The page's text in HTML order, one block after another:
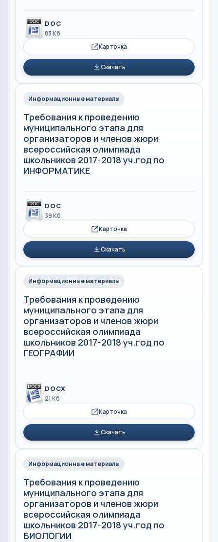
DOC
83 Кб
Карточка
Скачать
Информационные материалы
Требования к проведению
муниципального этапа для
организаторов и членов жюри
всероссийская олимпиада
школьников 2017-2018 уч.год по
ИНФОРМАТИКЕ
DOC
39 Кб
Карточка
Скачать
Информационные материалы
Требования к проведению
муниципального этапа для
организаторов и членов жюри
всероссийская олимпиада
школьников 2017-2018 уч.год по
ГЕОГРАФИИ
DOCX
21 Кб
Карточка
Скачать
Информационные материалы
Требования к проведению
муниципального этапа для
организаторов и членов жюри
всероссийская олимпиада
школьников 2017-2018 уч.год по
БИОЛОГИИ